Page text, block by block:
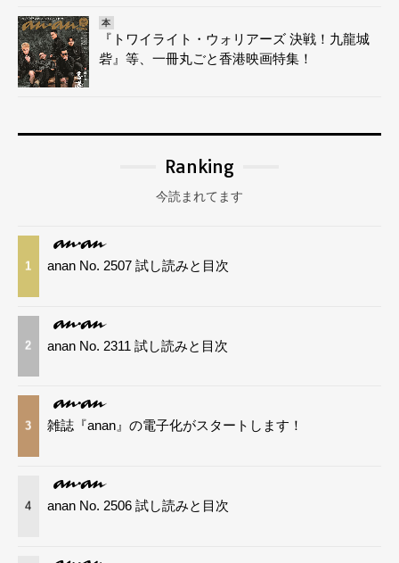
本
『トワイライト・ウォリアーズ 決戦！九龍城
砦』等、一冊丸ごと香港映画特集！
Ranking
今読まれてます
1 anan No. 2507 試し読みと目次
2 anan No. 2311 試し読みと目次
3 雑誌『anan』の電子化がスタートします！
4 anan No. 2506 試し読みと目次